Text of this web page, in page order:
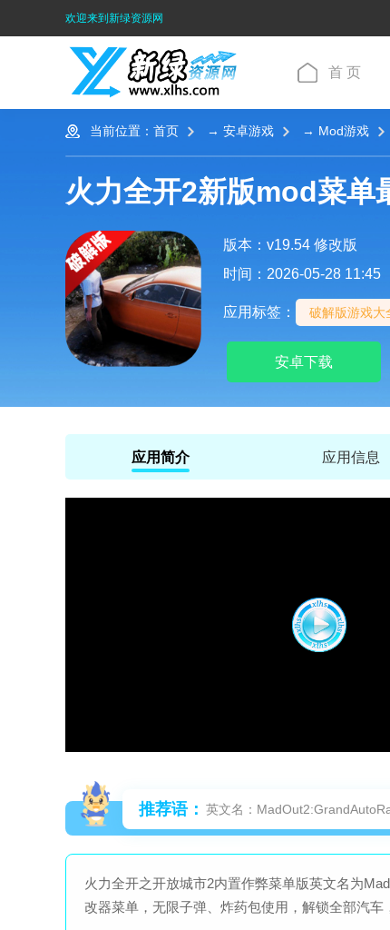
欢迎来到新绿资源网
首 页
当前位置： 首页 → 安卓游戏 → Mod游戏
火力全开2新版mod菜单
版本：v19.54 修改版
时间：2026-05-28 11:45
应用标签： 破解版游戏大
安卓下载
应用简介 应用信息
推荐语： 英文名：
火力全开之开放城市2内置作弊菜单版英文名为
改器菜单，无限子弹、炸药包使用，解锁全部汽